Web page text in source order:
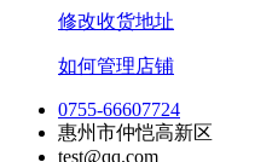
修改收货地址
如何管理店铺
0755-66607724
惠州市仲恺高新区
test@qq.com